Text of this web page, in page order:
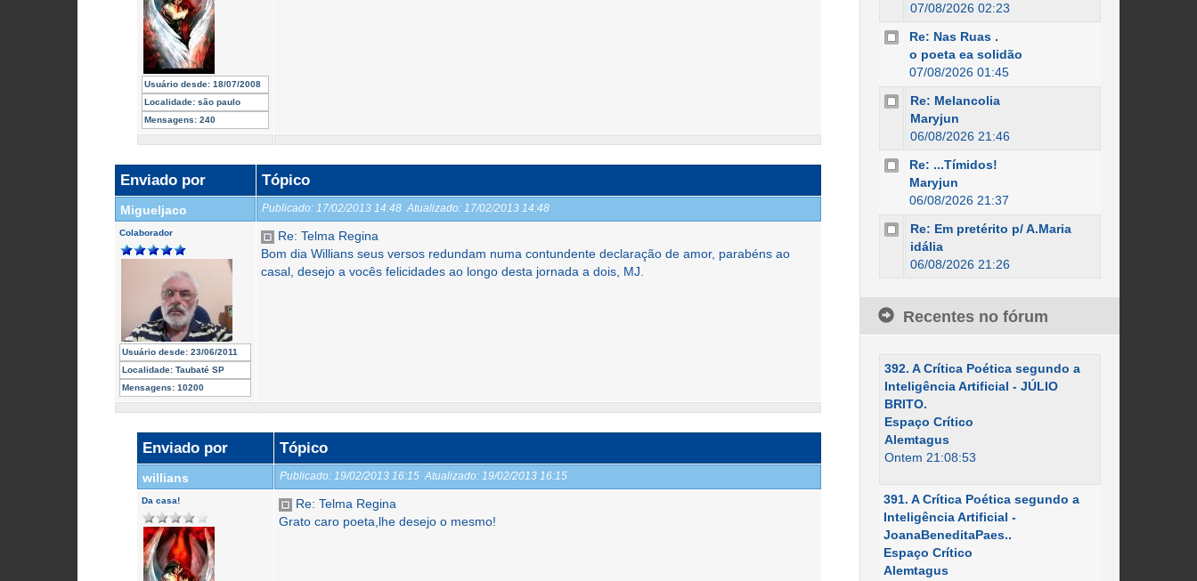
Usuário desde: 18/07/2008
Localidade: são paulo
Mensagens: 240
Enviado por Tópico
Migueljaco Publicado: 17/02/2013 14:48 Atualizado: 17/02/2013 14:48
Colaborador
Usuário desde: 23/06/2011
Localidade: Taubaté SP
Mensagens: 10200
Re: Telma Regina
Bom dia Willians seus versos redundam numa contundente declaração de amor, parabéns ao
casal, desejo a vocês felicidades ao longo desta jornada a dois, MJ.
Enviado por Tópico
willians Publicado: 19/02/2013 16:15 Atualizado: 19/02/2013 16:15
Da casa!
Re: Telma Regina
Grato caro poeta,lhe desejo o mesmo!
07/08/2026 02:23
Re: Nas Ruas .
o poeta ea solidão
07/08/2026 01:45
Re: Melancolia
Maryjun
06/08/2026 21:46
Re: ...Tímidos!
Maryjun
06/08/2026 21:37
Re: Em pretérito p/ A.Maria
idália
06/08/2026 21:26
Recentes no fórum
392. A Crítica Poética segundo a
Inteligência Artificial - JÚLIO
BRITO.
Espaço Crítico
Alemtagus
Ontem 21:08:53
391. A Crítica Poética segundo a
Inteligência Artificial -
JoanaBeneditaPaes..
Espaço Crítico
Alemtagus